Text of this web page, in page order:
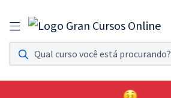
Assinatura Ilimitada 11
Acesso a todos os cursos. Teste grátis por 7 dias!
Assinatura OAB Até Passar